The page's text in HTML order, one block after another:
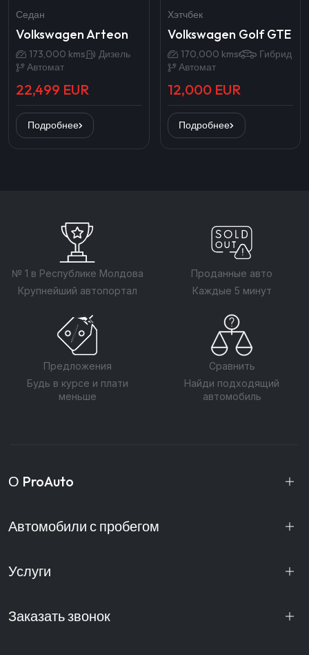
Седан
Volkswagen Arteon
173,000 kms
Дизель
Автомат
22,499 EUR
Подробнее
Хэтчбек
Volkswagen Golf GTE
170,000 kms
Гибрид
Автомат
12,000 EUR
Подробнее
№ 1 в Республике Молдова
Крупнейший автопортал
Проданные авто
Каждые 5 минут
Предложения
Будь в курсе и плати
меньше
Сравнить
Найди подходящий
автомобиль
О ProAuto
Автомобили с пробегом
Услуги
Заказать звонок